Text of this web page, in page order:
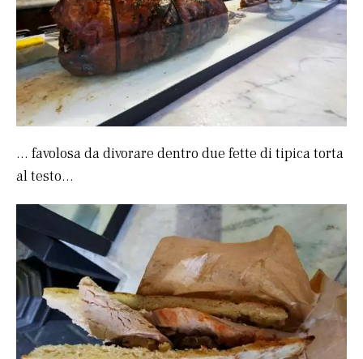
… favolosa da divorare dentro due fette di tipica torta
al testo…